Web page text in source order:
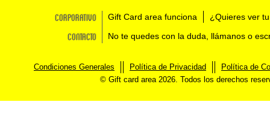
Corporativo Gift Card area funciona ¿Quieres ver
Contacto No te quedes con la duda, llámanos o
Condiciones Generales Política de Privacidad
Política de
© Gift card area 2026. Todos los derechos